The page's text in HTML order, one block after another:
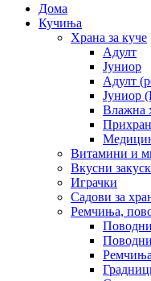
Дома
Кучиња
Храна за куче
Адулт
Јуниор
Адулт
Јуниор
Влажна
Витамини и
Вкусни
Играчки
Садови за
Ремчиња,
Ремчиња